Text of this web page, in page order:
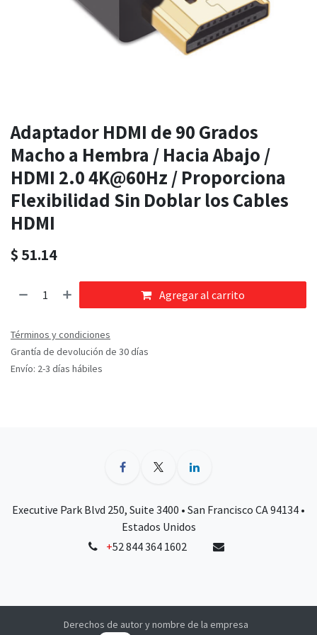
Adaptador HDMI de 90 Grados
Macho a Hembra / Hacia Abajo /
HDMI 2.0 4K@60Hz / Proporciona
Flexibilidad Sin Doblar los Cables
HDMI
$ 51.14
Agregar al carrito
Términos y condiciones
Grantía de devolución de 30 días
Envío: 2-3 días hábiles
Executive Park Blvd 250, Suite 3400 • San Francisco CA 94134 •
Estados Unidos
+52 844 364 1602
Derechos de autor y nombre de la empresa